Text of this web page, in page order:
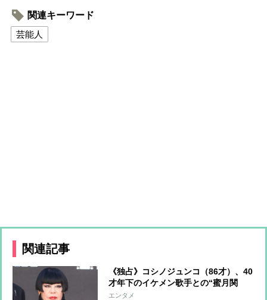
関連キーワード
芸能人
関連記事
《独占》コシノジュンコ（86才）、40
才年下のイケメン歌手との“蜜月関
係” 物心両面で支える情熱的な“推し
エンタメ